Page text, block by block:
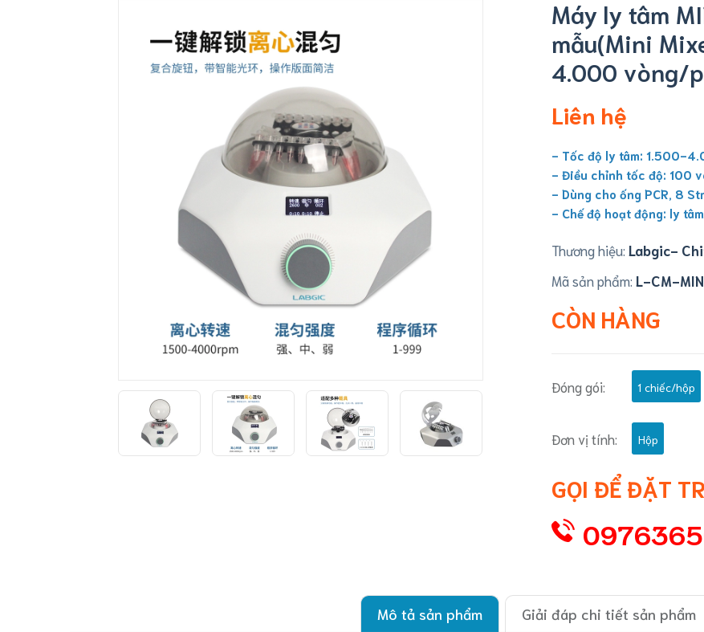
Máy ly tâm
mẫu(Mini
4.000 vòng/
Liên hệ
- Tốc độ ly tâm: 1.500-
- Điều chỉnh tốc độ: 100
- Dùng cho ống PCR, 8
- Chế độ hoạt động: ly
Thương hiệu: Labgic-
Mã sản phẩm: L-CM-
CÒN HÀNG
Đóng gói: 1 chiếc/hộp
Đơn vị tính: Hộp
GỌI ĐỂ ĐẶT
Mô tả sản phẩm Giải đáp chi tiết sản phẩm